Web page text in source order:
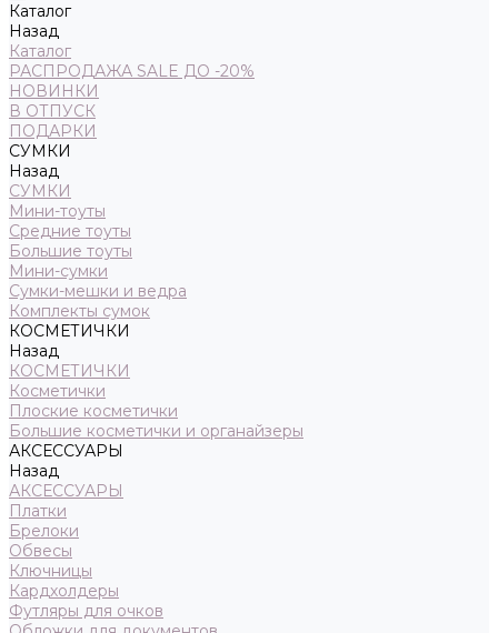
Каталог
Назад
Каталог
РАСПРОДАЖА SALE ДО -20%
НОВИНКИ
В ОТПУСК
ПОДАРКИ
СУМКИ
Назад
СУМКИ
Мини-тоуты
Средние тоуты
Большие тоуты
Мини-сумки
Сумки-мешки и ведра
Комплекты сумок
КОСМЕТИЧКИ
Назад
КОСМЕТИЧКИ
Косметички
Плоские косметички
Большие косметички и органайзеры
АКСЕССУАРЫ
Назад
АКСЕССУАРЫ
Платки
Брелоки
Обвесы
Ключницы
Кардхолдеры
Футляры для очков